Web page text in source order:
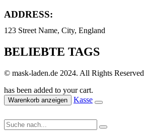
ADDRESS:
123 Street Name, City, England
BELIEBTE TAGS
© mask-laden.de 2024. All Rights Reserved
has been added to your cart.
Warenkorb anzeigen Kasse